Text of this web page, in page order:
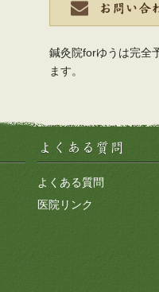
鍼灸院forゆうは完全
ます。
よくある質問
医院リンク